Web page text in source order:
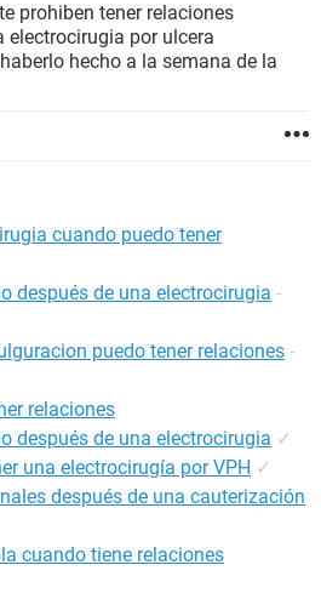
prohiben tener relaciones
electrocirugia por ulcera
hecho a la semana de la
cuando puedo tener
después de una electrocirugia -
puedo tener relaciones -
relaciones
después de una electrocirugia ✓
una electrocirugía por VPH ✓
después de una cauterización
cuando tiene relaciones